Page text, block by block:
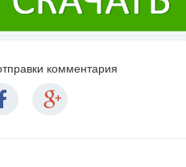
комментария